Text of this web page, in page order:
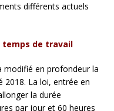
différents actuels
temps de travail
modifié en profondeur la
2018. La loi, entrée en
la durée
par jour et 60 heures